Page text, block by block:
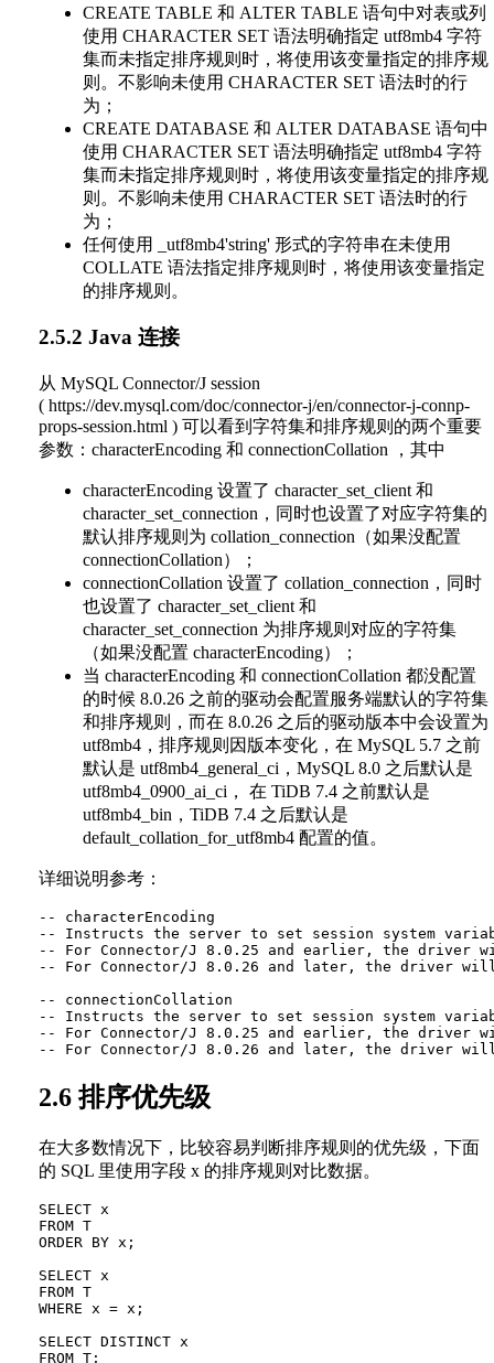
CREATE TABLE 和 ALTER TABLE 语句中对表或列
使用 CHARACTER SET 语法明确指定 utf8mb4 字符
集而未指定排序规则时，将使用该变量指定的排序规
则。不影响未使用 CHARACTER SET 语法时的行
为；
CREATE DATABASE 和 ALTER DATABASE 语句中
使用 CHARACTER SET 语法明确指定 utf8mb4 字符
集而未指定排序规则时，将使用该变量指定的排序规
则。不影响未使用 CHARACTER SET 语法时的行
为；
任何使用 _utf8mb4'string' 形式的字符串在未使用
COLLATE 语法指定排序规则时，将使用该变量指定
的排序规则。
2.5.2 Java 连接
从 MySQL Connector/J session
( https://dev.mysql.com/doc/connector-j/en/connector-j-connp-
props-session.html ) 可以看到字符集和排序规则的两个重要
参数：characterEncoding 和 connectionCollation ，其中
characterEncoding 设置了 character_set_client 和
character_set_connection，同时也设置了对应字符集的
默认排序规则为 collation_connection（如果没配置
connectionCollation）；
connectionCollation 设置了 collation_connection，同时
也设置了 character_set_client 和
character_set_connection 为排序规则对应的字符集
（如果没配置 characterEncoding）；
当 characterEncoding 和 connectionCollation 都没配置
的时候 8.0.26 之前的驱动会配置服务端默认的字符集
和排序规则，而在 8.0.26 之后的驱动版本中会设置为
utf8mb4，排序规则因版本变化，在 MySQL 5.7 之前
默认是 utf8mb4_general_ci，MySQL 8.0 之后默认是
utf8mb4_0900_ai_ci， 在 TiDB 7.4 之前默认是
utf8mb4_bin，TiDB 7.4 之后默认是
default_collation_for_utf8mb4 配置的值。
详细说明参考：
-- characterEncoding
-- Instructs the server to set session system
-- For Connector/J 8.0.25 and earlier, the
-- For Connector/J 8.0.26 and later, the driver
-- connectionCollation
-- Instructs the server to set session system
-- For Connector/J 8.0.25 and earlier, the
2.6 排序优先级
在大多数情况下，比较容易判断排序规则的优先级，下面
的 SQL 里使用字段 x 的排序规则对比数据。
SELECT x
FROM T
ORDER BY x;
SELECT x
FROM T
WHERE x = x;
SELECT DISTINCT x